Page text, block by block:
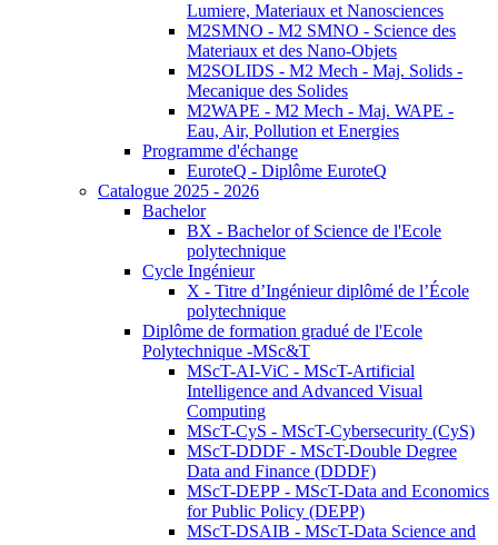
Lumiere, Materiaux et Nanosciences
M2SMNO - M2 SMNO - Science des
Materiaux et des Nano-Objets
M2SOLIDS - M2 Mech - Maj. Solids -
Mecanique des Solides
M2WAPE - M2 Mech - Maj. WAPE -
Eau, Air, Pollution et Energies
Programme d'échange
EuroteQ - Diplôme EuroteQ
Catalogue 2025 - 2026
Bachelor
BX - Bachelor of Science de l'Ecole
polytechnique
Cycle Ingénieur
X - Titre d’Ingénieur diplômé de l’École
polytechnique
Diplôme de formation gradué de l'Ecole
Polytechnique -MSc&T
MScT-AI-ViC - MScT-Artificial
Intelligence and Advanced Visual
Computing
MScT-CyS - MScT-Cybersecurity (CyS)
MScT-DDDF - MScT-Double Degree
Data and Finance (DDDF)
MScT-DEPP - MScT-Data and Economics
for Public Policy (DEPP)
MScT-DSAIB - MScT-Data Science and